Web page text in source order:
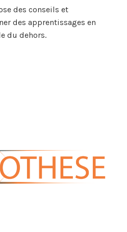
des conseils et
des apprentissages en
du dehors.